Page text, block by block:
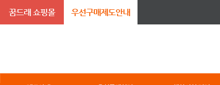
꿈드래 쇼핑몰 우선구매제도안내